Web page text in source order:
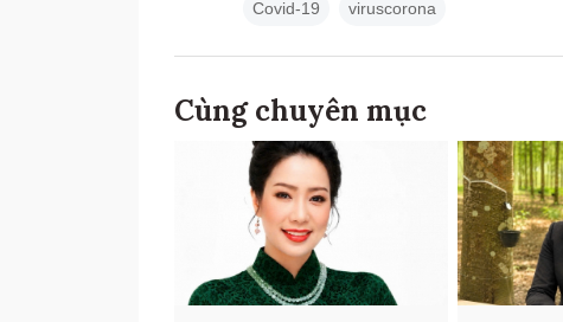
Covid-19 viruscorona
Cùng chuyên mục